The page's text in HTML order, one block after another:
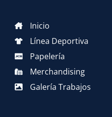
Inicio
Línea Deportiva
Papelería
Merchandising
Galería Trabajos